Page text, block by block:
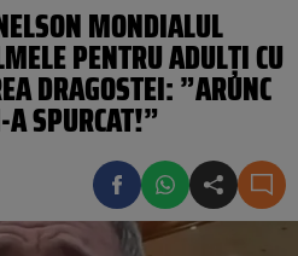
MONDIALUL
PENTRU ADULȚI CU
DRAGOSTEI: ”ARUNC
SPURCAT!”